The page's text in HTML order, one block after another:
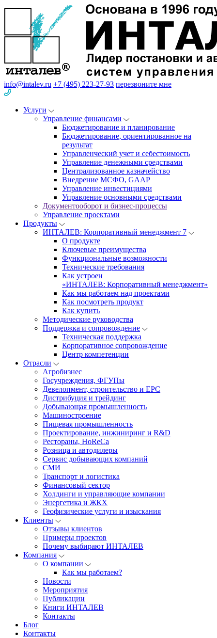
info@intalev.ru +7 (495) 223-27-93 перезвоните мне
Услуги
Управление финансами
Бюджетирование и планирование
Бюджетирование, ориентированное на
результат
Управленческий учет и себестоимость
Управление денежными средствами
Централизованное казначейство
Внедрение МСФО, GAAP
Управление инвестициями
Управление основными средствами
Документооборот и бизнес-процессы
Управление проектами
Продукты
ИНТАЛЕВ: Корпоративный менеджмент 7
О продукте
Ключевые преимущества
Функциональные возможности
Технические требования
Как устроен
«ИНТАЛЕВ: Корпоративный менеджмент»
Как мы работаем над проектами
Как посмотреть продукт
Как купить
Методические руководства
Поддержка и сопровождение
Техническая поддержка
Корпоративное сопровождение
Центр компетенции
Отрасли
Агробизнес
Госучреждения, ФГУПы
Девелопмент, строительство и EPC
Дистрибуция и трейдинг
Добывающая промышленность
Машиностроение
Пищевая промышленность
Проектирование, инжиниринг и R&D
Рестораны, HoReCa
Розница и автодилеры
Сервис добывающих компаний
СМИ
Транспорт и логистика
Финансовый сектор
Холдинги и управляющие компании
Энергетика и ЖКХ
Геофизические услуги и изыскания
Клиенты
Отзывы клиентов
Примеры проектов
Почему выбирают ИНТАЛЕВ
Компания
О компании
Как мы работаем?
Новости
Мероприятия
Публикации
Книги ИНТАЛЕВ
Контакты
Блог
Контакты